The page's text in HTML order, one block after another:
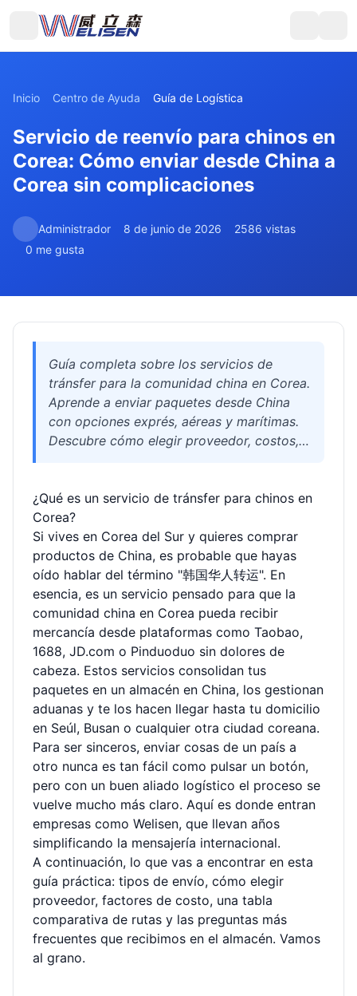
Inicio Centro de Ayuda Guía de Logística
Servicio de reenvío para chinos en
Corea: Cómo enviar desde China a
Corea sin complicaciones
Administrador 8 de junio de 2026
2586 vistas
0 me gusta
Guía completa sobre los servicios de
tránsfer para la comunidad china en Corea.
Aprende a enviar paquetes desde China
con opciones exprés, aéreas y marítimas.
Descubre cómo elegir proveedor, costos,
Welisen International Logistics.
¿Qué es un servicio de tránsfer para chinos en
Corea?
Si vives en Corea del Sur y quieres comprar
productos de China, es probable que hayas
oído hablar del término "韩国华人转运". En
esencia, es un servicio pensado para que la
comunidad china en Corea pueda recibir
mercancía desde plataformas como Taobao,
1688, JD.com o Pinduoduo sin dolores de
cabeza. Estos servicios consolidan tus
paquetes en un almacén en China, los gestionan
aduanas y te los hacen llegar hasta tu domicilio
en Seúl, Busan o cualquier otra ciudad coreana.
Para ser sinceros, enviar cosas de un país a
otro nunca es tan fácil como pulsar un botón,
pero con un buen aliado logístico el proceso se
vuelve mucho más claro. Aquí es donde entran
empresas como Welisen, que llevan años
simplificando la mensajería internacional.
A continuación, lo que vas a encontrar en esta
guía práctica: tipos de envío, cómo elegir
proveedor, factores de costo, una tabla
comparativa de rutas y las preguntas más
frecuentes que recibimos en el almacén. Vamos
al grano.